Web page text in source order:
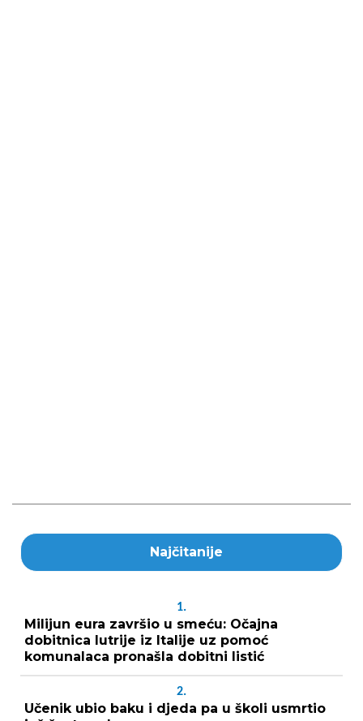
Najčitanije
1.
Milijun eura završio u smeću: Očajna
dobitnica lutrije iz Italije uz pomoć
komunalaca pronašla dobitni listić
2.
Učenik ubio baku i djeda pa u školi usmrtio